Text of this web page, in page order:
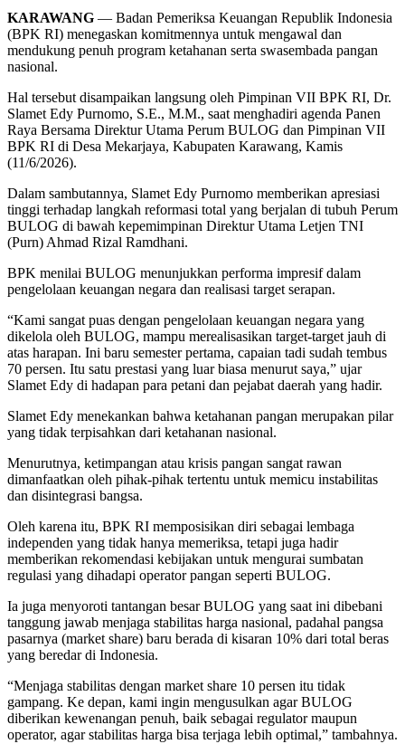
KARAWANG — Badan Pemeriksa Keuangan Republik Indonesia
(BPK RI) menegaskan komitmennya untuk mengawal dan
mendukung penuh program ketahanan serta swasembada pangan
nasional.
Hal tersebut disampaikan langsung oleh Pimpinan VII BPK RI, Dr.
Slamet Edy Purnomo, S.E., M.M., saat menghadiri agenda Panen
Raya Bersama Direktur Utama Perum BULOG dan Pimpinan VII
BPK RI di Desa Mekarjaya, Kabupaten Karawang, Kamis
(11/6/2026).
Dalam sambutannya, Slamet Edy Purnomo memberikan apresiasi
tinggi terhadap langkah reformasi total yang berjalan di tubuh Perum
BULOG di bawah kepemimpinan Direktur Utama Letjen TNI
(Purn) Ahmad Rizal Ramdhani.
BPK menilai BULOG menunjukkan performa impresif dalam
pengelolaan keuangan negara dan realisasi target serapan.
“Kami sangat puas dengan pengelolaan keuangan negara yang
dikelola oleh BULOG, mampu merealisasikan target-target jauh di
atas harapan. Ini baru semester pertama, capaian tadi sudah tembus
70 persen. Itu satu prestasi yang luar biasa menurut saya,” ujar
Slamet Edy di hadapan para petani dan pejabat daerah yang hadir.
Slamet Edy menekankan bahwa ketahanan pangan merupakan pilar
yang tidak terpisahkan dari ketahanan nasional.
Menurutnya, ketimpangan atau krisis pangan sangat rawan
dimanfaatkan oleh pihak-pihak tertentu untuk memicu instabilitas
dan disintegrasi bangsa.
Oleh karena itu, BPK RI memposisikan diri sebagai lembaga
independen yang tidak hanya memeriksa, tetapi juga hadir
memberikan rekomendasi kebijakan untuk mengurai sumbatan
regulasi yang dihadapi operator pangan seperti BULOG.
Ia juga menyoroti tantangan besar BULOG yang saat ini dibebani
tanggung jawab menjaga stabilitas harga nasional, padahal pangsa
pasarnya (market share) baru berada di kisaran 10% dari total beras
yang beredar di Indonesia.
“Menjaga stabilitas dengan market share 10 persen itu tidak
gampang. Ke depan, kami ingin mengusulkan agar BULOG
diberikan kewenangan penuh, baik sebagai regulator maupun
operator, agar stabilitas harga bisa terjaga lebih optimal,” tambahnya.